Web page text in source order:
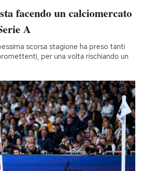
facendo un calciomercato
A
scorsa stagione ha preso tanti
per una volta rischiando un